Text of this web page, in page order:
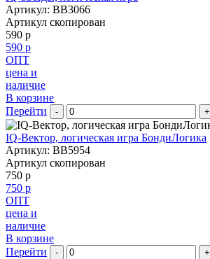
Артикул: BB3066
Артикул скопирован
590 р
590 р
ОПТ
цена и
наличие
В корзине
Перейти
- +
IQ-Вектор, логическая игра БондиЛогика
Артикул: BB5954
Артикул скопирован
750 р
750 р
ОПТ
цена и
наличие
В корзине
Перейти
- +